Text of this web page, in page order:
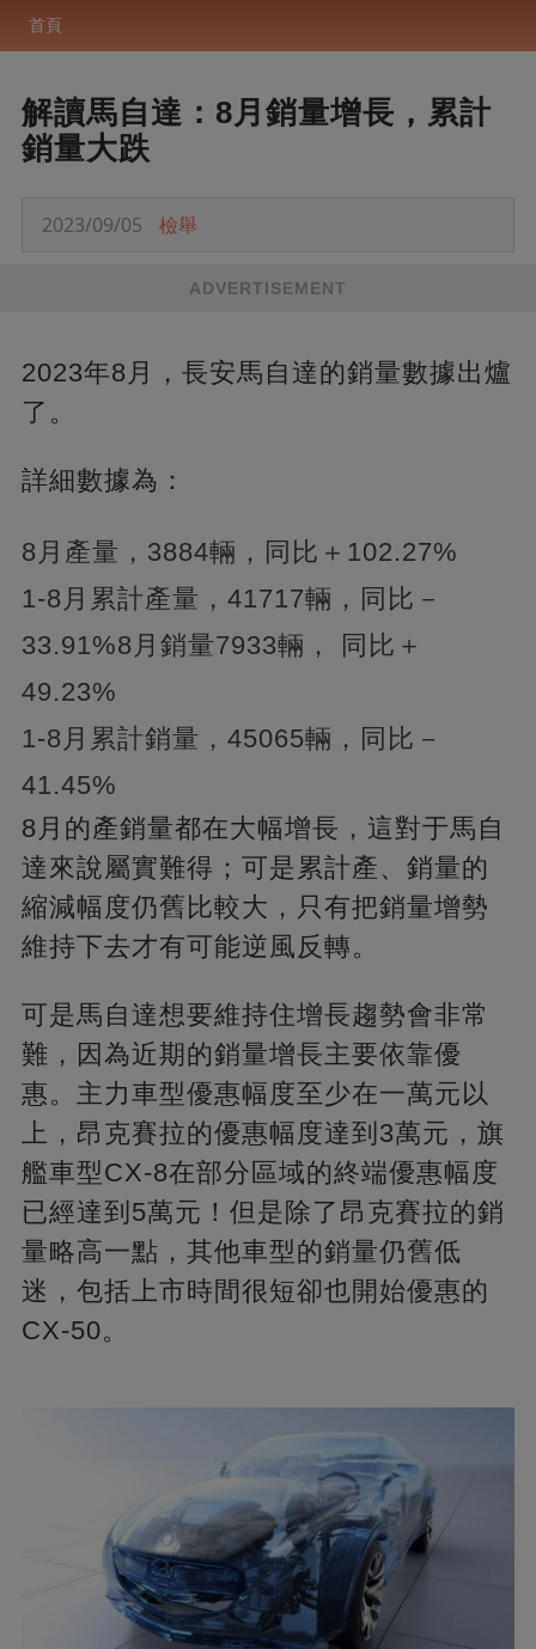
首頁
解讀馬自達：8月銷量增長，累計
銷量大跌
2023/09/05 檢舉
ADVERTISEMENT
2023年8月，長安馬自達的銷量數據出爐
了。
詳細數據為：
8月產量，3884輛，同比＋102.27%
1-8月累計產量，41717輛，同比－
33.91%8月銷量7933輛， 同比＋
49.23%
1-8月累計銷量，45065輛，同比－
41.45%
8月的產銷量都在大幅增長，這對于馬自
達來說屬實難得；可是累計產、銷量的
縮減幅度仍舊比較大，只有把銷量增勢
維持下去才有可能逆風反轉。
可是馬自達想要維持住增長趨勢會非常
難，因為近期的銷量增長主要依靠優
惠。主力車型優惠幅度至少在一萬元以
上，昂克賽拉的優惠幅度達到3萬元，旗
艦車型CX-8在部分區域的終端優惠幅度
已經達到5萬元！但是除了昂克賽拉的銷
量略高一點，其他車型的銷量仍舊低
迷，包括上市時間很短卻也開始優惠的
CX-50。